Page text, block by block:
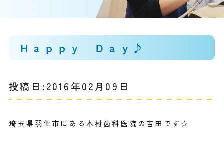
Ｈａｐｐｙ Ｄａｙ♪
投稿日:2016年02月09日
埼玉県羽生市にある木村歯科医院の吉田です☆